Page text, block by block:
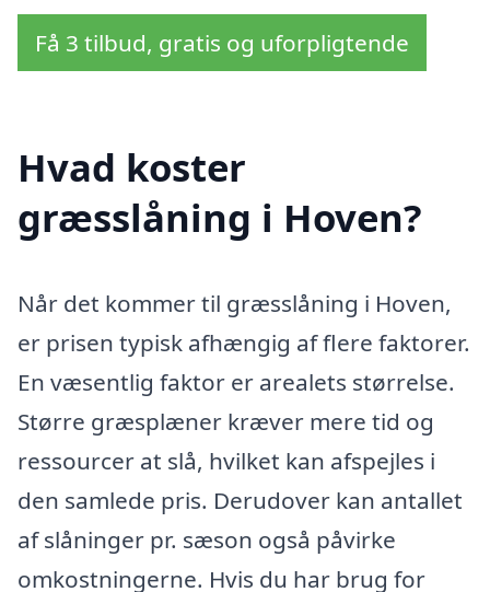
Få 3 tilbud, gratis og uforpligtende
Hvad koster
græsslåning i Hoven?
Når det kommer til græsslåning i Hoven,
er prisen typisk afhængig af flere faktorer.
En væsentlig faktor er arealets størrelse.
Større græsplæner kræver mere tid og
ressourcer at slå, hvilket kan afspejles i
den samlede pris. Derudover kan antallet
af slåninger pr. sæson også påvirke
omkostningerne. Hvis du har brug for